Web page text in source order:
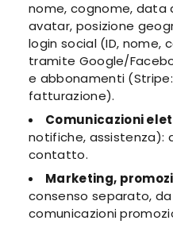
nome, cognome,
avatar, posizione
login social (ID, nome,
tramite Google/
e abbonamenti
fatturazione).
Comunicazioni
notifiche, assistenza):
contatto.
Marketing,
consenso separato,
comunicazioni